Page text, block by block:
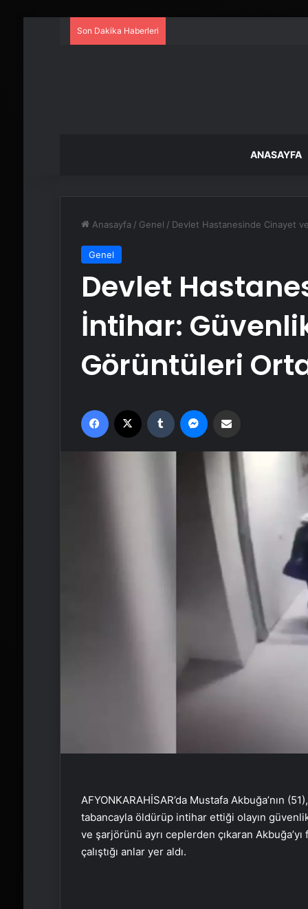
Son Dakika Haberleri
ANASAYFA
Anasayfa / Genel / Devlet Hastanesinde Cinayet
Genel
Devlet
İntihar:
Görüntüleri
Facebook Tumblr
AFYONKARAHİSAR’da Mustafa Akbuğa’nın
tabancayla öldürüp intihar ettiği olayın
ve şarjörünü ayrı ceplerden çıkaran
çalıştığı anlar yer aldı.